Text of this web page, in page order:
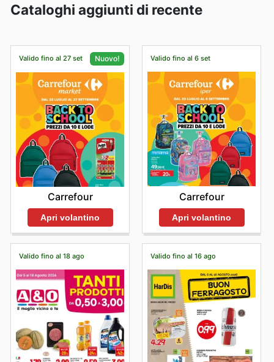
Cataloghi aggiunti di recente
Valido fino al 27 set Nuovo!
Carrefour
Apri volantino
Valido fino al 6 set
Carrefour
Apri volantino
Valido fino al 18 ago Valido fino al 16 ago